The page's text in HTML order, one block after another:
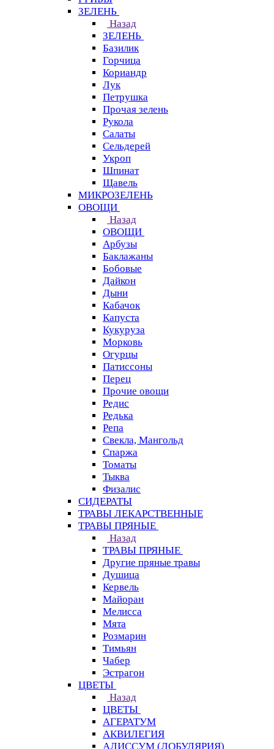
ЗЕЛЕНЬ
Назад
ЗЕЛЕНЬ
Базилик
Горчица
Кориандр
Лук
Петрушка
Прочая зелень
Рукола
Салаты
Сельдерей
Укроп
Шпинат
Щавель
МИКРОЗЕЛЕНЬ
ОВОЩИ
Назад
ОВОЩИ
Арбузы
Баклажаны
Бобовые
Дайкон
Дыни
Кабачок
Капуста
Кукуруза
Морковь
Огурцы
Патиссоны
Перец
Прочие овощи
Редис
Редька
Репа
Свекла, Мангольд
Спаржа
Томаты
Тыква
Физалис
СИДЕРАТЫ
ТРАВЫ ЛЕКАРСТВЕННЫЕ
ТРАВЫ ПРЯНЫЕ
Назад
ТРАВЫ ПРЯНЫЕ
Другие пряные травы
Душица
Кервель
Майоран
Мелисса
Мята
Розмарин
Тимьян
Чабер
Эстрагон
ЦВЕТЫ
Назад
ЦВЕТЫ
АГЕРАТУМ
АКВИЛЕГИЯ
АЛИССУМ (ЛОБУЛЯРИЯ)